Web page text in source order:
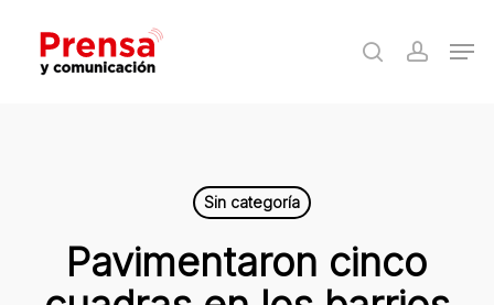
main
search
Sin categoría
Pavimentaron cinco